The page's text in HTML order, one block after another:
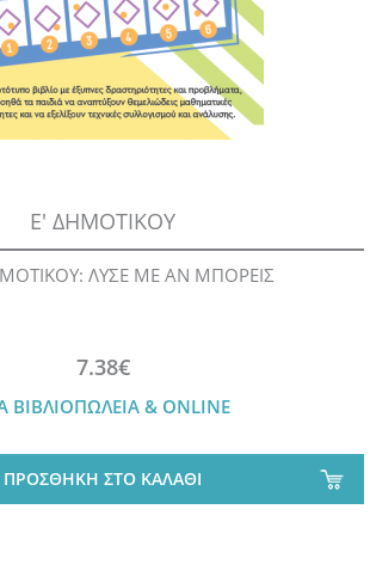
Ε' ΔΗΜΟΤΙΚΟΥ
ΛΥΣΕ ΜΕ ΑΝ ΜΠΟΡΕΙΣ
7.38€
ΒΙΒΛΙΟΠΩΛΕΙΑ & ONLINE
ΠΡΟΣΘΗΚΗ ΣΤΟ ΚΑΛΑΘΙ